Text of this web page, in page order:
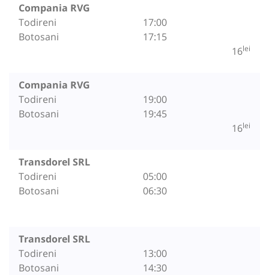
Compania RVG
Todireni
Botosani
17:00
17:15
16lei
Compania RVG
Todireni
Botosani
19:00
19:45
16lei
Transdorel SRL
Todireni
Botosani
05:00
06:30
Transdorel SRL
Todireni
Botosani
13:00
14:30